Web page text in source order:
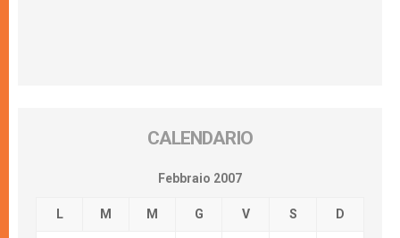
CALENDARIO
Febbraio 2007
L M M G V S D